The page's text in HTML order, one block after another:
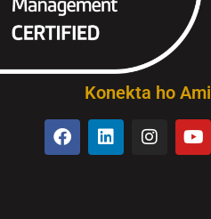
Konekta ho Ami